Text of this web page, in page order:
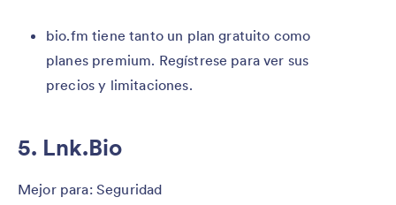
bio.fm tiene tanto un plan gratuito como
planes premium. Regístrese para ver sus
precios y limitaciones.
5. Lnk.Bio
Mejor para: Seguridad